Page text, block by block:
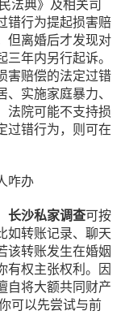
法典》及相关司
错行为提起损害赔
但离婚后才发现对
年内另行起诉。
害赔偿的法定过错
实施家庭暴力、
法院可能不支持损
过错行为，则可在
咋办
长沙私家调查可按
如转账记录、聊天
该转账发生在婚姻
有权主张权利。因
自将大额共同财产
可以先尝试与前